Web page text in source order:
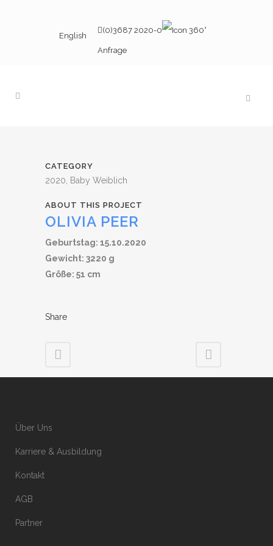
English
(0)3687 2020-0
Anfrage
CATEGORY
2020, Baby Weiblich
ABOUT THIS PROJECT
OLIVIA PEER
Geburtstag: 15.10.2020
Gewicht: 3220 g
Größe: 51 cm
Share
Über Uns
Karriere & Ausbildung
Kontakt
AGB
Partner